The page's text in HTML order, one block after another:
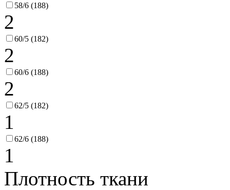
58/6 (188)
2
60/5 (182)
2
60/6 (188)
2
62/5 (182)
1
62/6 (188)
1
Плотность ткани